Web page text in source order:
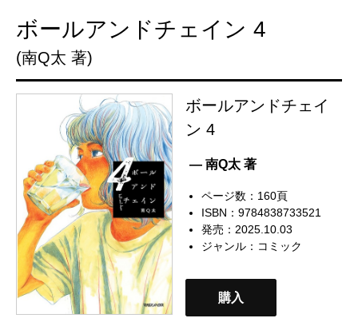
ボールアンドチェイン 4
(南Q太 著)
ボールアンドチェイ
ン 4
— 南Q太 著
ページ数：160頁
ISBN：9784838733521
発売：2025.10.03
ジャンル： コミック
購入